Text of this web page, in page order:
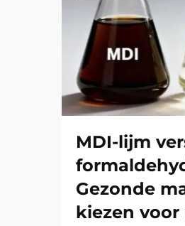
MDI-lijm
Gezonde
kiezen voor